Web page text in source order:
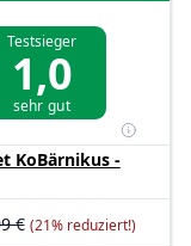
Testsieger
1,0
sehr gut
KoBärnikus -
€ (21% reduziert!)